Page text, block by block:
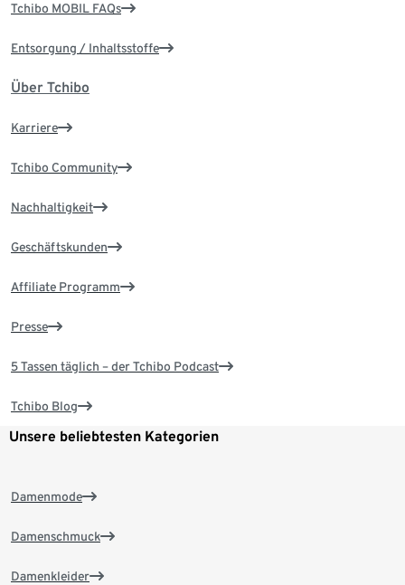
Tchibo MOBIL FAQs
Entsorgung / Inhaltsstoffe
Über Tchibo
Karriere
Tchibo Community
Nachhaltigkeit
Geschäftskunden
Affiliate Programm
Presse
5 Tassen täglich – der Tchibo Podcast
Tchibo Blog
Unsere beliebtesten Kategorien
Damenmode
Damenschmuck
Damenkleider